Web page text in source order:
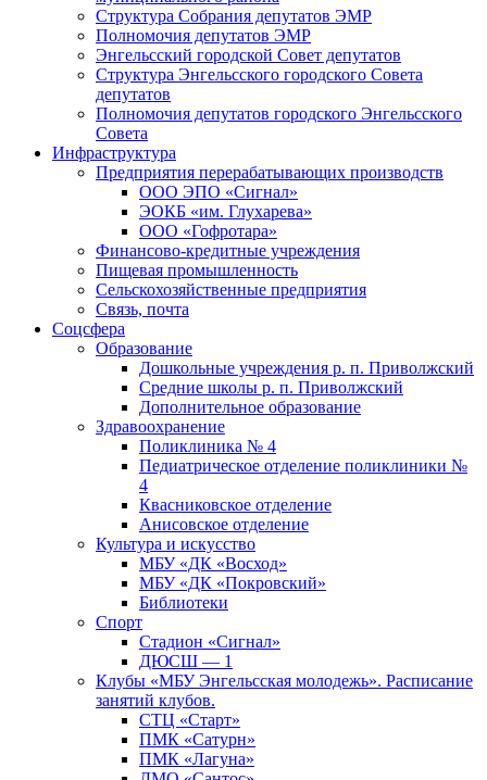
Структура Собрания депутатов ЭМР
Полномочия депутатов ЭМР
Энгельсский городской Совет депутатов
Структура Энгельсского городского Совета
депутатов
Полномочия депутатов городского Энгельсского
Совета
Инфраструктура
Предприятия перерабатывающих производств
ООО ЭПО «Сигнал»
ЭОКБ «им. Глухарева»
ООО «Гофротара»
Финансово-кредитные учреждения
Пищевая промышленность
Сельскохозяйственные предприятия
Связь, почта
Соцсфера
Образование
Дошкольные учреждения р. п. Приволжский
Средние школы р. п. Приволжский
Дополнительное образование
Здравоохранение
Поликлиника № 4
Педиатрическое отделение поликлиники №
4
Квасниковское отделение
Анисовское отделение
Культура и искусство
МБУ «ДК «Восход»
МБУ «ДК «Покровский»
Библиотеки
Спорт
Стадион «Сигнал»
ДЮСШ — 1
Клубы «МБУ Энгельсская молодежь». Расписание
занятий клубов.
СТЦ «Старт»
ПМК «Сатурн»
ПМК «Лагуна»